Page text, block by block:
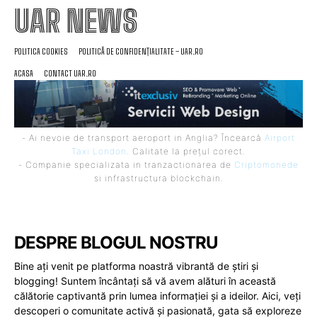
UAR NEWS
POLITICA COOKIES POLITICĂ DE CONFIDENȚIALITATE – UAR.RO
ACASA CONTACT UAR.RO
- Ai nevoie de transport aeroport in Anglia? Încearcă Airport
Taxi London . Calitate la prețul corect.
- Companie specializata in tranzactionarea de Criptomonede
si infrastructura blockchain.
DESPRE BLOGUL NOSTRU
Bine ați venit pe platforma noastră vibrantă de știri și
blogging! Suntem încântați să vă avem alături în această
călătorie captivantă prin lumea informației și a ideilor. Aici, veți
descoperi o comunitate activă și pasionată, gata să exploreze